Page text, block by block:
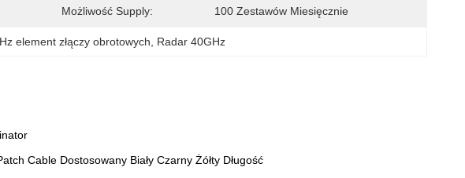
Możliwość Supply: 100 Zestawów Miesięcznie
element złączy obrotowych Radar 40GHz
Cable Dostosowany Biały Czarny Żółty Długość